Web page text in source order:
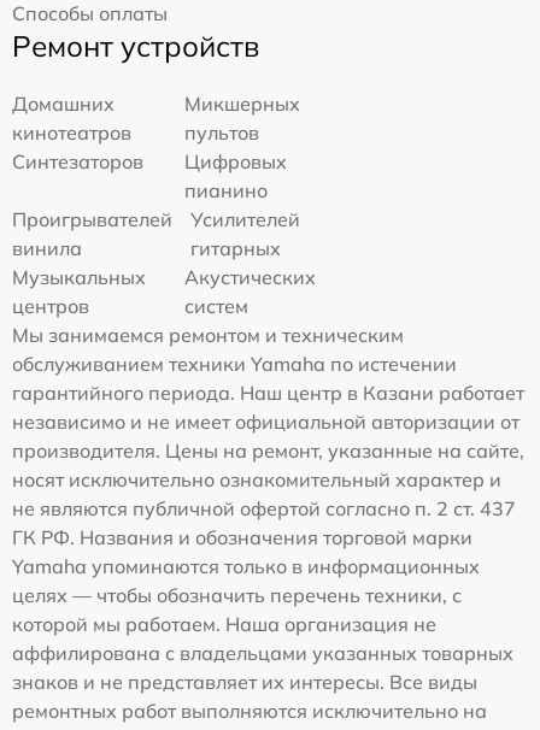
Способы оплаты
Ремонт устройств
Домашних
кинотеатров
Микшерных
пультов
Синтезаторов
Цифровых
пианино
Проигрывателей
винила
Усилителей
гитарных
Музыкальных
центров
Акустических
систем
Мы занимаемся ремонтом и техническим
обслуживанием техники Yamaha по истечении
гарантийного периода. Наш центр в Казани работает
независимо и не имеет официальной авторизации от
производителя. Цены на ремонт, указанные на сайте,
носят исключительно ознакомительный характер и
не являются публичной офертой согласно п. 2 ст. 437
ГК РФ. Названия и обозначения торговой марки
Yamaha упоминаются только в информационных
целях — чтобы обозначить перечень техники, с
которой мы работаем. Наша организация не
аффилирована с владельцами указанных товарных
знаков и не представляет их интересы. Все виды
ремонтных работ выполняются исключительно на